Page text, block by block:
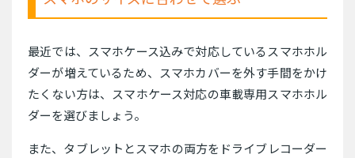
最近では、スマホケース込みで対応しているスマホホル
ダーが増えているため、スマホカバーを外す手間をかけ
たくない方は、スマホケース対応の車載専用スマホホル
ダーを選びましょう。
また、タブレットとスマホの両方をドライブレコーダー